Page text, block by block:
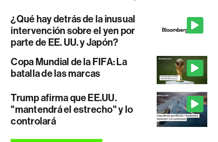
¿Qué hay detrás de la inusual
intervención sobre el yen por
parte de EE. UU. y Japón?
Copa Mundial de la FIFA: La
batalla de las marcas
Trump afirma que EE.UU.
"mantendrá el estrecho" y lo
controlará